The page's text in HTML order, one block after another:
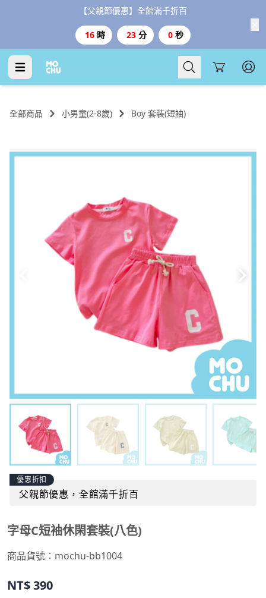
【台灣999、港澳3000免運、1800好禮二選一】
全部商品 小男童(2-8歲) Boy 套裝(短袖)
優惠折扣
父親節優惠，全館滿千折百
字母C短袖休閑套裝(八色)
商品貨號：mochu-bb1004
NT$390